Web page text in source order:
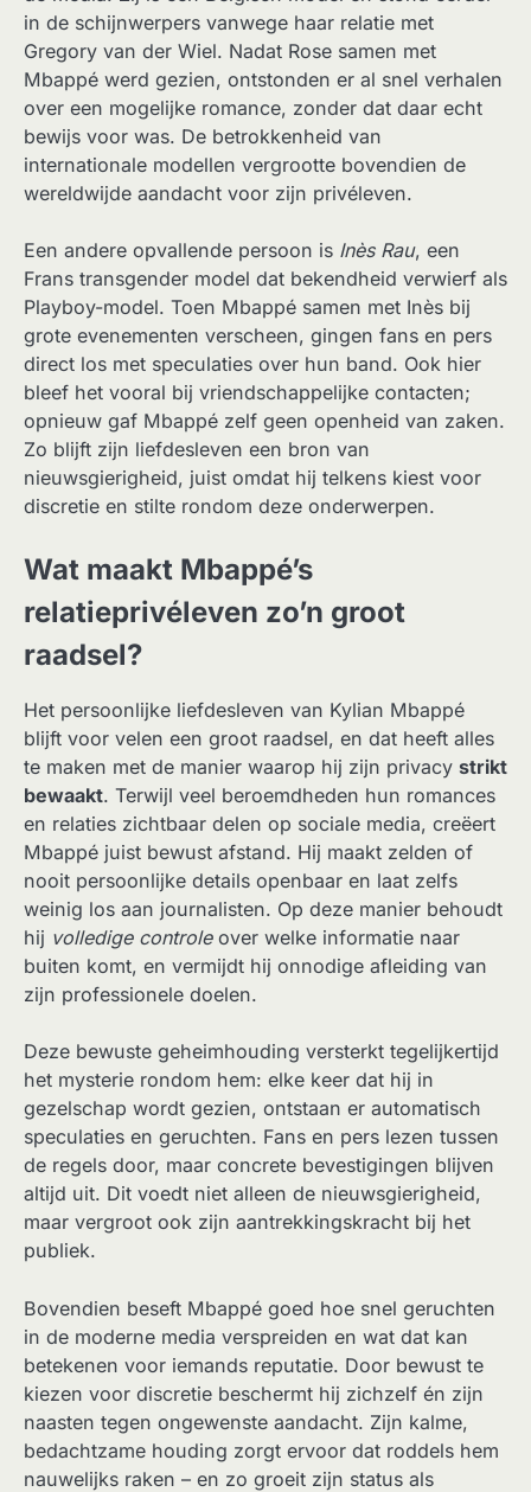
in de schijnwerpers vanwege haar relatie met
Gregory van der Wiel. Nadat Rose samen met
Mbappé werd gezien, ontstonden er al snel verhalen
over een mogelijke romance, zonder dat daar echt
bewijs voor was. De betrokkenheid van
internationale modellen vergrootte bovendien de
wereldwijde aandacht voor zijn privéleven.
Een andere opvallende persoon is Inès Rau, een
Frans transgender model dat bekendheid verwierf als
Playboy-model. Toen Mbappé samen met Inès bij
grote evenementen verscheen, gingen fans en pers
direct los met speculaties over hun band. Ook hier
bleef het vooral bij vriendschappelijke contacten;
opnieuw gaf Mbappé zelf geen openheid van zaken.
Zo blijft zijn liefdesleven een bron van
nieuwsgierigheid, juist omdat hij telkens kiest voor
discretie en stilte rondom deze onderwerpen.
Wat maakt Mbappé’s
relatieprivéleven zo’n groot
raadsel?
Het persoonlijke liefdesleven van Kylian Mbappé
blijft voor velen een groot raadsel, en dat heeft alles
te maken met de manier waarop hij zijn privacy strikt
bewaakt. Terwijl veel beroemdheden hun romances
en relaties zichtbaar delen op sociale media, creëert
Mbappé juist bewust afstand. Hij maakt zelden of
nooit persoonlijke details openbaar en laat zelfs
weinig los aan journalisten. Op deze manier behoudt
hij volledige controleover welke informatie naar
buiten komt, en vermijdt hij onnodige afleiding van
zijn professionele doelen.
Deze bewuste geheimhouding versterkt tegelijkertijd
het mysterie rondom hem: elke keer dat hij in
gezelschap wordt gezien, ontstaan er automatisch
speculaties en geruchten. Fans en pers lezen tussen
de regels door, maar concrete bevestigingen blijven
altijd uit. Dit voedt niet alleen de nieuwsgierigheid,
maar vergroot ook zijn aantrekkingskracht bij het
publiek.
Bovendien beseft Mbappé goed hoe snel geruchten
in de moderne media verspreiden en wat dat kan
betekenen voor iemands reputatie. Door bewust te
kiezen voor discretie beschermt hij zichzelf én zijn
naasten tegen ongewenste aandacht. Zijn kalme,
bedachtzame houding zorgt ervoor dat roddels hem
nauwelijks raken – en zo groeit zijn status als